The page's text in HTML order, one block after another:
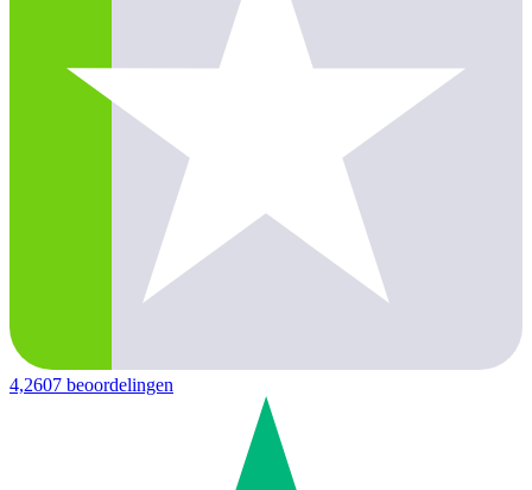
4,2607 beoordelingen